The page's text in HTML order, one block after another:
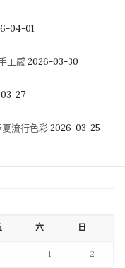
04-01
工感 2026-03-30
27
流行色彩 2026-03-25
六 日
1 2